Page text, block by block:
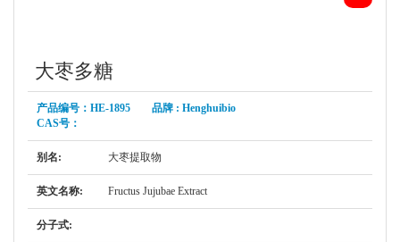
大枣多糖
产品编号：HE-1895 品牌 : Henghuibio
CAS号：
别名: 大枣提取物
英文名称: Fructus Jujubae Extract
分子式: